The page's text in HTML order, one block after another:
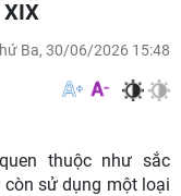
XIX
Ba, 30/06/2026 15:48
thuộc như sắc
còn sử dụng một loại